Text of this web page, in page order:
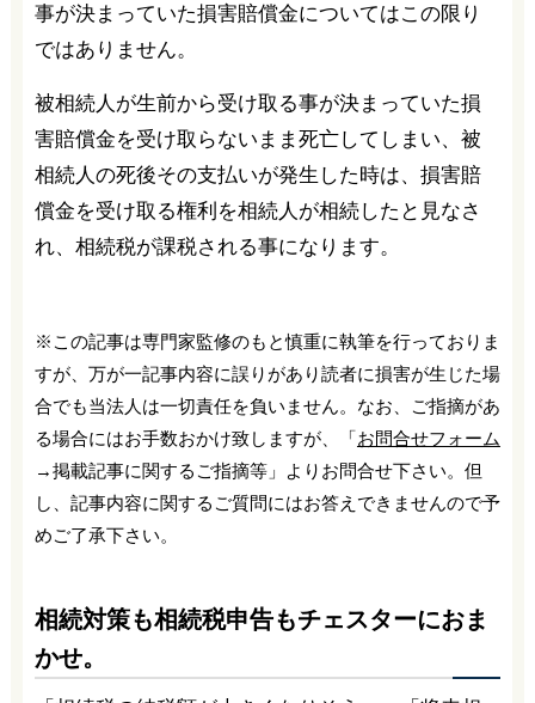
事が決まっていた損害賠償金についてはこの限り
ではありません。
被相続人が生前から受け取る事が決まっていた損
害賠償金を受け取らないまま死亡してしまい、被
相続人の死後その支払いが発生した時は、損害賠
償金を受け取る権利を相続人が相続したと見なさ
れ、相続税が課税される事になります。
※この記事は専門家監修のもと慎重に執筆を行っておりま
すが、万が一記事内容に誤りがあり読者に損害が生じた場
合でも当法人は一切責任を負いません。なお、ご指摘があ
る場合にはお手数おかけ致しますが、「お問合せフォーム
→掲載記事に関するご指摘等」よりお問合せ下さい。但
し、記事内容に関するご質問にはお答えできませんので予
めご了承下さい。
相続対策も相続税申告もチェスターにおま
かせ。